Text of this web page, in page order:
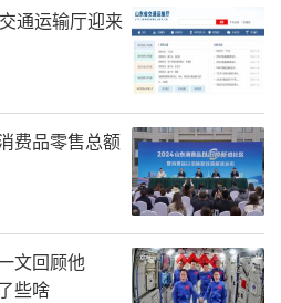
3年全国第一……一个
大”，标注出了山东
通运输厅迎来
费品零售总额
文回顾他
些啥